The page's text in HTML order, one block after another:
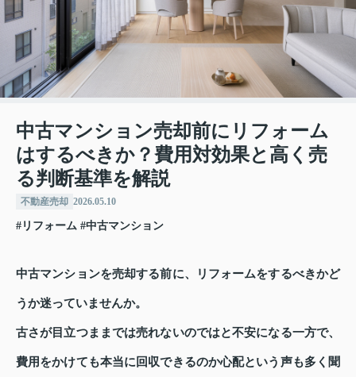
中古マンション売却前にリフォーム
はするべきか？費用対効果と高く売
る判断基準を解説
不動産売却 2026.05.10
#リフォーム #中古マンション
中古マンションを売却する前に、リフォームをするべきかど
うか迷っていませんか。
古さが目立つままでは売れないのではと不安になる一方で、
費用をかけても本当に回収できるのか心配という声も多く聞